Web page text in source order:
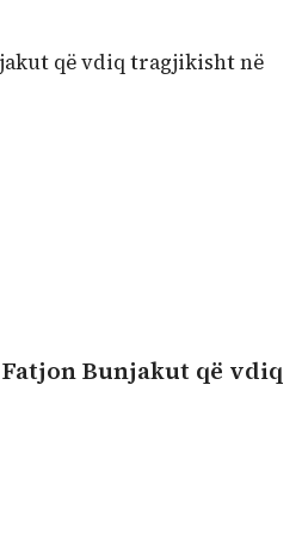
që vdiq tragjikisht në
Bunjakut që vdiq